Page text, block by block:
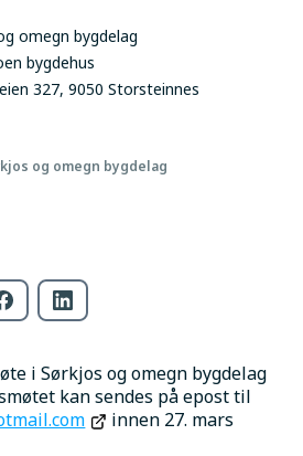
omegn bygdelag
bygdehus
327, 9050 Storsteinnes
og omegn bygdelag
i Sørkjos og omegn bygdelag
innen 27. mars